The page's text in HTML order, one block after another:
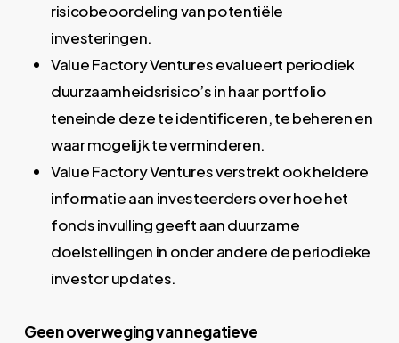
risicobeoordeling van potentiële
investeringen.
Value Factory Ventures evalueert periodiek
duurzaamheidsrisico’s in haar portfolio
teneinde deze te identificeren, te beheren en
waar mogelijk te verminderen.
Value Factory Ventures verstrekt ook heldere
informatie aan investeerders over hoe het
fonds invulling geeft aan duurzame
doelstellingen in onder andere de periodieke
investor updates.
Geen overweging van negatieve